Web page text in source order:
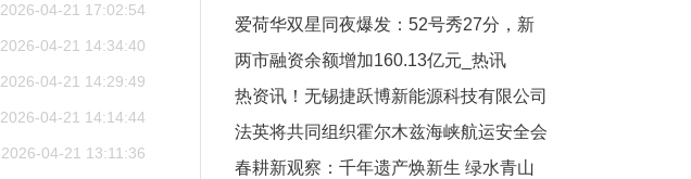
2026-04-21 17:02:54
2026-04-21 14:34:40
2026-04-21 14:29:49
2026-04-21 14:14:44
2026-04-21 13:11:36
PA66装置动态
爱荷华双星同夜爆发：52号秀27分，新
秀23分，母校电话被打爆
两市融资余额增加160.13亿元_热讯
热资讯！无锡捷跃博新能源科技有限公司
成立 注册资本500万人民币
法英将共同组织霍尔木兹海峡航运安全会
议|热门看点
春耕新观察：千年遗产焕新生 绿水青山